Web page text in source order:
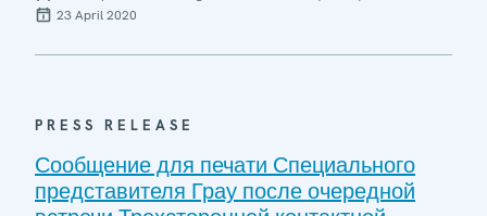
23 April 2020
PRESS RELEASE
Сообщение для печати Специального
представителя Грау после очередной